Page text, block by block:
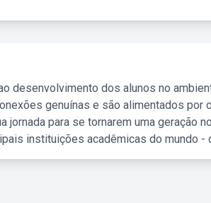
desenvolvimento dos alunos no
genuínas e são alimentados por
para se tornarem uma geração
instituições acadêmicas do mundo -